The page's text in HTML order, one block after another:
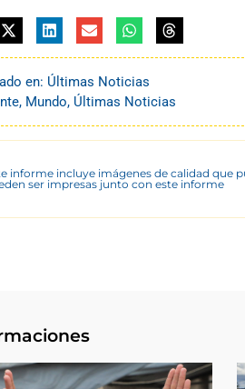
en: Últimas Noticias
, Mundo, Últimas Noticias
informe incluye imágenes de calidad que
ser impresas junto con este informe